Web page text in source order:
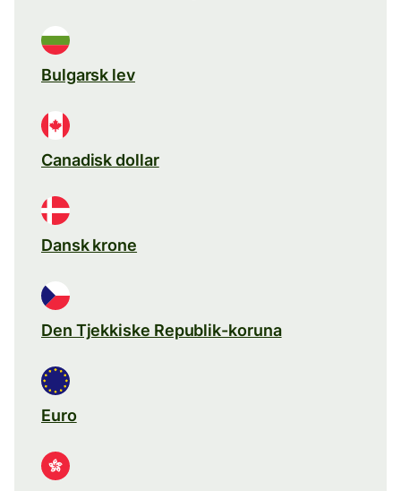
Bulgarsk lev
Canadisk dollar
Dansk krone
Den Tjekkiske Republik-koruna
Euro